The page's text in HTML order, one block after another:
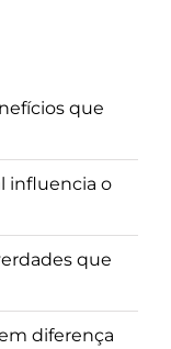
que
influencia o
que
diferença